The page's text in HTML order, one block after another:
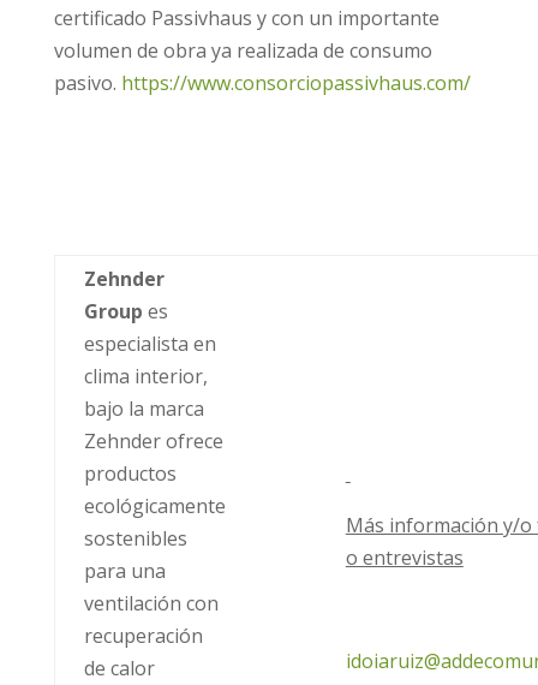
certificado Passivhaus y con un importante
volumen de obra ya realizada de consumo
pasivo. https://www.consorciopassivhaus.com/
Zehnder
Group es
especialista en
clima interior,
bajo la marca
Zehnder ofrece
productos
ecológicamente
sostenibles
para una
ventilación con
recuperación
de calor
Más información y/
o entrevistas